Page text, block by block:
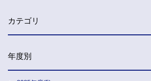
カテゴリ
年度別